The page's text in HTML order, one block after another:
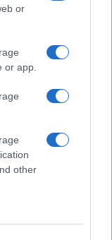
or
or app.
other
aeropuerto